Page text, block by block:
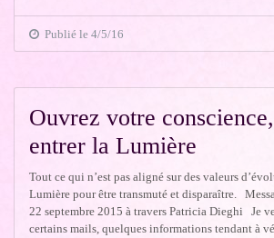
Publié le 4/5/16
Ouvrez votre
entrer la Lumière
Tout ce qui n’est pas aligné sur des valeurs
Lumière pour être transmuté et disparaître.
22 septembre 2015 à travers Patricia Dieghi Je
certains mails, quelques informations tendant à